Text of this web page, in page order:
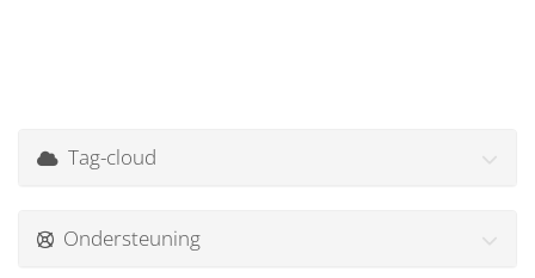
Tag-cloud
Ondersteuning